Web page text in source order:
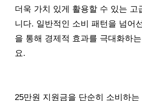
더욱 가치 있게 활용할 수 있는 고
니다. 일반적인 소비 패턴을 넘어
을 통해 경제적 효과를 극대화하
요.
25만원 지원금을 단순히 소비하